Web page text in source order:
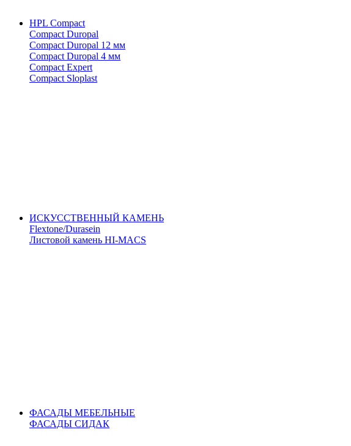
HPL Compact
Compact Duropal
Compact Duropal 12 мм
Compact Duropal 4 мм
Compact Expert
Compact Sloplast
ИСКУССТВЕННЫЙ КАМЕНЬ
Flextone/Durasein
Листовой камень HI-MACS
ФАСАДЫ МЕБЕЛЬНЫЕ
ФАСАДЫ СИДАК